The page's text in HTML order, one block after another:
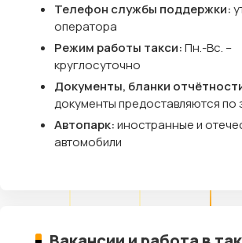
Телефон службы поддержки:
оператора
Режим работы такси:Пн.-Вс. –
круглосуточно
Документы, бланки
документы предоставляются по
Автопарк:иностранные и
автомобили